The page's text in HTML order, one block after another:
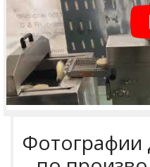
Фотографии